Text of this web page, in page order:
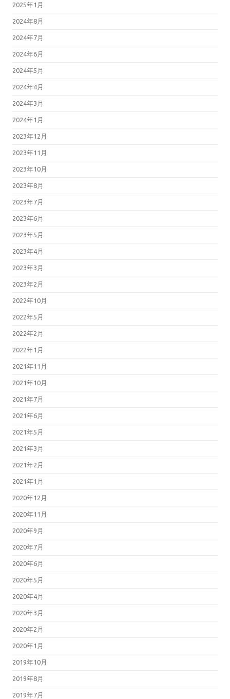
2025年1月
2024年8月
2024年7月
2024年6月
2024年5月
2024年4月
2024年3月
2024年1月
2023年12月
2023年11月
2023年10月
2023年8月
2023年7月
2023年6月
2023年5月
2023年4月
2023年3月
2023年2月
2022年10月
2022年5月
2022年2月
2022年1月
2021年11月
2021年10月
2021年7月
2021年6月
2021年5月
2021年3月
2021年2月
2021年1月
2020年12月
2020年11月
2020年9月
2020年7月
2020年6月
2020年5月
2020年4月
2020年3月
2020年2月
2020年1月
2019年10月
2019年8月
2019年7月